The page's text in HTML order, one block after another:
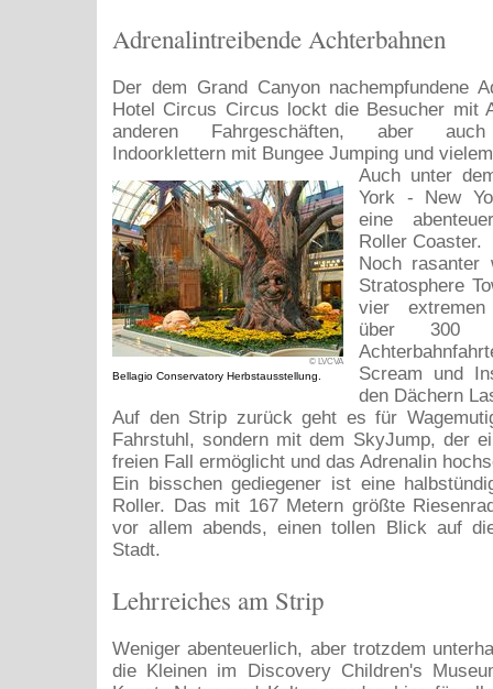
Adrenalintreibende Achterbahnen
Der dem Grand Canyon nachempfundene
Hotel Circus Circus lockt die Besucher mit
anderen Fahrgeschäften, aber auch
Indoorklettern mit Bungee Jumping und
© LVCVA
Bellagio Conservatory Herbstausstellung.
Auch unter
York - New
eine
Roller Coaster.
Noch
Stratosphere
vier
über 300
Scream und
den Dächern
Auf den Strip zurück geht es für
Fahrstuhl, sondern mit dem SkyJump, der
freien Fall ermöglicht und das Adrenalin
Ein bisschen gediegener ist eine
Roller. Das mit 167 Metern größte
vor allem abends, einen tollen Blick auf
Stadt.
Lehrreiches am Strip
Weniger abenteuerlich, aber trotzdem
die Kleinen im Discovery Children's